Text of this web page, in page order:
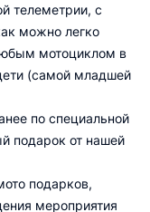
телеметрии, с
можно легко
мотоциклом в
(самой младшей
по специальной
подарок от нашей
подарков,
мероприятия